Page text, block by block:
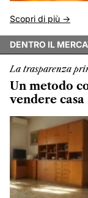
Scopri di più ->
DENTRO IL
La trasparenza
Un metodo
vendere casa